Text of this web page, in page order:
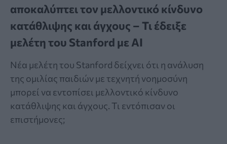
αποκαλύπτει τον μελλοντικό κίνδυνο
κατάθλιψης και άγχους – Τι έδειξε
μελέτη του Stanford με AI
Νέα μελέτη του Stanford δείχνει ότι η ανάλυση
της ομιλίας παιδιών με τεχνητή νοημοσύνη
μπορεί να εντοπίσει μελλοντικό κίνδυνο
κατάθλιψης και άγχους. Τι εντόπισαν οι
επιστήμονες;